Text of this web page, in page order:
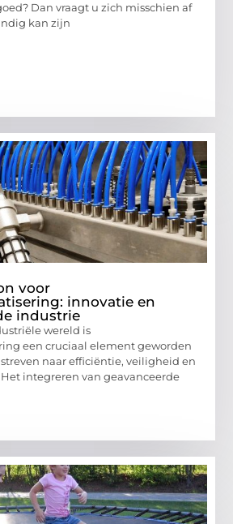
Dan vraagt u zich misschien af
kan zijn
voor
innovatie en
industrie
wereld is
een cruciaal element geworden
naar efficiëntie, veiligheid en
integreren van geavanceerde